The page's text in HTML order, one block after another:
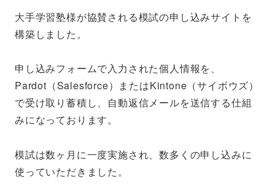
Web
大手学習塾様が協賛される模試の申し込みサイトを
構築しました。
申し込みフォームで入力された個人情報を、
Pardot（Salesforce）またはKintone（サイボウズ）
で受け取り蓄積し、自動返信メールを送信する仕組
みになっております。
模試は数ヶ月に一度実施され、数多くの申し込みに
使っていただきました。